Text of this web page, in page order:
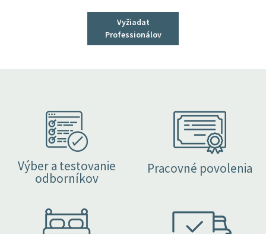
Vyžiadat
Professionálov
Výber a testovanie
odborníkov
Pracovné povolenia